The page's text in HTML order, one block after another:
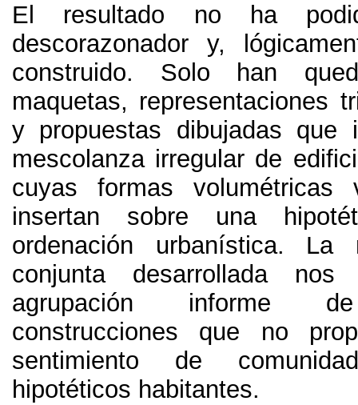
El resultado no ha
descorazonador y,
construido. Solo han
maquetas, representaciones
y propuestas dibujadas que
mescolanza irregular de
cuyas formas volumétricas
insertan sobre una
ordenación urbanística. La
conjunta desarrollada nos
agrupación informe
construcciones que no
sentimiento de
hipotéticos habitantes.